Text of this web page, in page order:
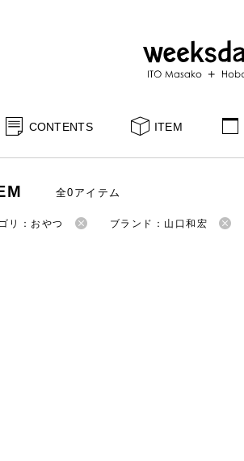
CONTENTS ITEM
全0アイテム
リ：おやつ ブランド：山口和宏